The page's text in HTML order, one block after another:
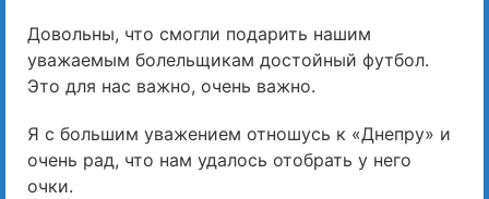
Довольны, что смогли подарить нашим
уважаемым болельщикам достойный футбол.
Это для нас важно, очень важно.
Я с большим уважением отношусь к «Днепру» и
очень рад, что нам удалось отобрать у него
очки.